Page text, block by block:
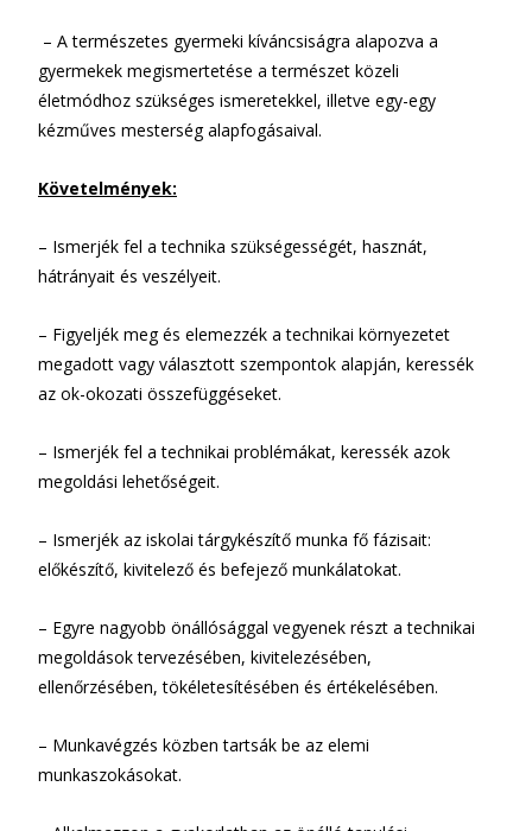
– A természetes gyermeki kíváncsiságra alapozva a
gyermekek megismertetése a természet közeli
életmódhoz szükséges ismeretekkel, illetve egy-egy
kézműves mesterség alapfogásaival.
Követelmények:
– Ismerjék fel a technika szükségességét, hasznát,
hátrányait és veszélyeit.
– Figyeljék meg és elemezzék a technikai környezetet
megadott vagy választott szempontok alapján, keressék
az ok-okozati összefüggéseket.
– Ismerjék fel a technikai problémákat, keressék azok
megoldási lehetőségeit.
– Ismerjék az iskolai tárgykészítő munka fő fázisait:
előkészítő, kivitelező és befejező munkálatokat.
– Egyre nagyobb önállósággal vegyenek részt a technikai
megoldások tervezésében, kivitelezésében,
ellenőrzésében, tökéletesítésében és értékelésében.
– Munkavégzés közben tartsák be az elemi
munkaszokásokat.